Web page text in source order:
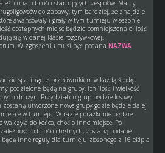
od ilości startujących zespołów. Mamy
do zabawy, tym bardziej, że znajdzie
awansowały i grały w tym turnieju w sezonie
dostępnych miejsc będzie pomniejszona o ilość
się w danej klasie rozgrywkowej.
W zgłoszeniu musi być podana NAZWA
sparingu z przeciwnikiem w każdą środę!
podzielone będą na grupy. Ich ilość i wielkość
drużyn. Przydział do grup będzie losowy.
zostaną utworzone nowe grupy gdzie będzie dalej
w turnieju. W razie porażki nie będzie
do końca, choć o inne miejsce. Po
od ilości chętnych, zostaną podane
będą inne reguły dla turnieju złożonego z 16 ekip a